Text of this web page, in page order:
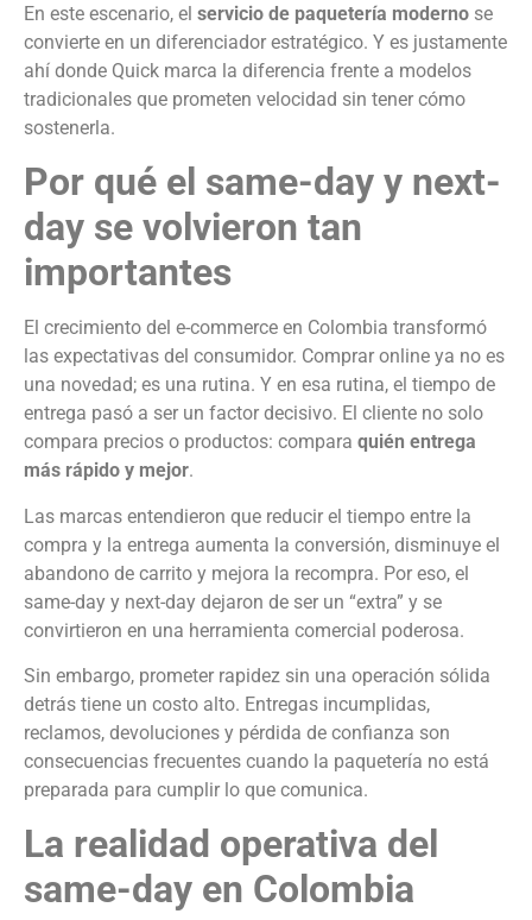
En este escenario, el servicio de paquetería moderno se
convierte en un diferenciador estratégico. Y es justamente
ahí donde Quick marca la diferencia frente a modelos
tradicionales que prometen velocidad sin tener cómo
sostenerla.
Por qué el same-day y next-
day se volvieron tan
importantes
El crecimiento del e-commerce en Colombia transformó
las expectativas del consumidor. Comprar online ya no es
una novedad; es una rutina. Y en esa rutina, el tiempo de
entrega pasó a ser un factor decisivo. El cliente no solo
compara precios o productos: compara quién entrega
más rápido y mejor.
Las marcas entendieron que reducir el tiempo entre la
compra y la entrega aumenta la conversión, disminuye el
abandono de carrito y mejora la recompra. Por eso, el
same-day y next-day dejaron de ser un “extra” y se
convirtieron en una herramienta comercial poderosa.
Sin embargo, prometer rapidez sin una operación sólida
detrás tiene un costo alto. Entregas incumplidas,
reclamos, devoluciones y pérdida de confianza son
consecuencias frecuentes cuando la paquetería no está
preparada para cumplir lo que comunica.
La realidad operativa del
same-day en Colombia